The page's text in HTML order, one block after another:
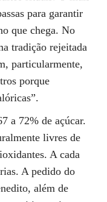
para garantir
que chega. No
tradição rejeitada
particularmente,
porque
a 72% de açúcar.
livres de
A cada
A pedido do
além de